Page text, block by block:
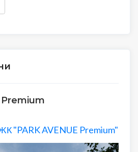
Premium
"PARK AVENUE Premium"